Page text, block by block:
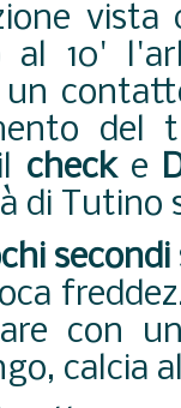
vista
al 10'
del
checke
di Tutino
con
calcia